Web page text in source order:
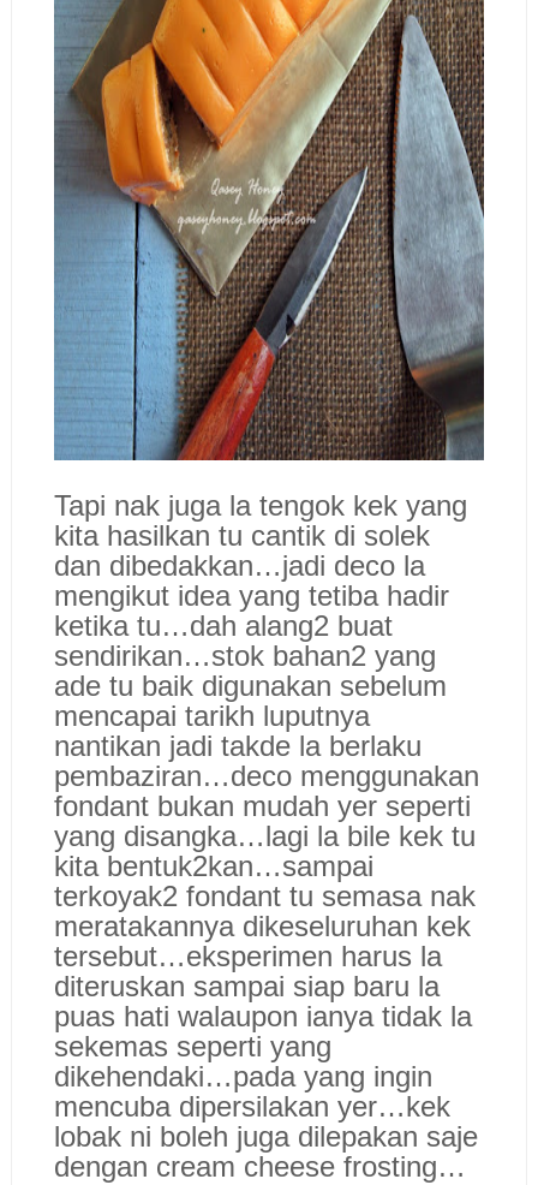
Tapi nak juga la tengok kek yang
kita hasilkan tu cantik di solek
dan dibedakkan…jadi deco la
mengikut idea yang tetiba hadir
ketika tu…dah alang2 buat
sendirikan…stok bahan2 yang
ade tu baik digunakan sebelum
mencapai tarikh luputnya
nantikan jadi takde la berlaku
pembaziran…deco menggunakan
fondant bukan mudah yer seperti
yang disangka…lagi la bile kek tu
kita bentuk2kan…sampai
terkoyak2 fondant tu semasa nak
meratakannya dikeseluruhan kek
tersebut…eksperimen harus la
diteruskan sampai siap baru la
puas hati walaupon ianya tidak la
sekemas seperti yang
dikehendaki…pada yang ingin
mencuba dipersilakan yer…kek
lobak ni boleh juga dilepakan saje
dengan cream cheese frosting…